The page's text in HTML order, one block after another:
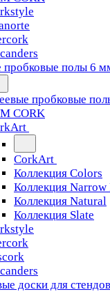
пробковые полы 6
пробковые
CORK
CorkArt
Коллекция Colors
Коллекция Narrow
Коллекция Natural
Коллекция Slate
доски для стендов